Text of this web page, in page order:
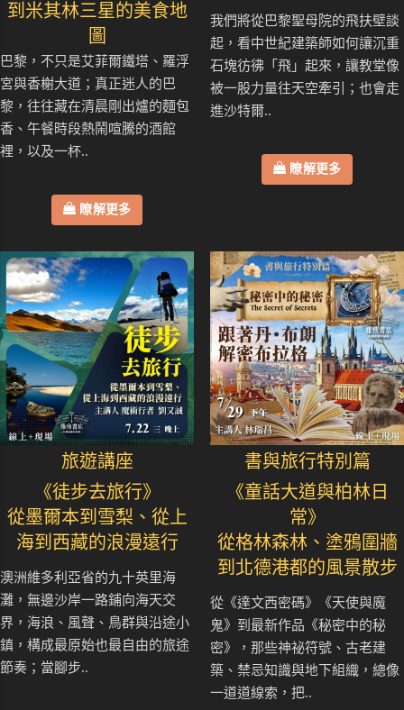
到米其林三星的美食地
圖
巴黎，不只是艾菲爾鐵塔、羅浮
宮與香榭大道；真正迷人的巴
黎，往往藏在清晨剛出爐的麵包
香、午餐時段熱鬧喧騰的酒館
裡，以及一杯..
瞭解更多
我們將從巴黎聖母院的飛扶壁談
起，看中世紀建築師如何讓沉重
石塊彷彿「飛」起來，讓教堂像
被一股力量往天空牽引；也會走
進沙特爾..
瞭解更多
旅遊講座
《徒步去旅行》
從墨爾本到雪梨、從上
海到西藏的浪漫遠行
澳洲維多利亞省的九十英里海
灘，無邊沙岸一路鋪向海天交
界，海浪、風聲、鳥群與沿途小
鎮，構成最原始也最自由的旅途
節奏；當腳步..
書與旅行特別篇
《童話大道與柏林日
常》
從格林森林、塗鴉圍牆
到北德港都的風景散步
從《達文西密碼》《天使與魔
鬼》到最新作品《秘密中的秘
密》，那些神祕符號、古老建
築、禁忌知識與地下組織，總像
一道道線索，把..